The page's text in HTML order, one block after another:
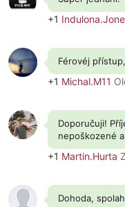
+1
Férovéj
+1 Michal.M11
Doporučuji!
nepoškozené
+1 Martin.Hurta
Dohoda,